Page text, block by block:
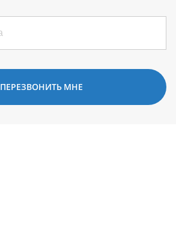
ПЕРЕЗВОНИТЬ МНЕ